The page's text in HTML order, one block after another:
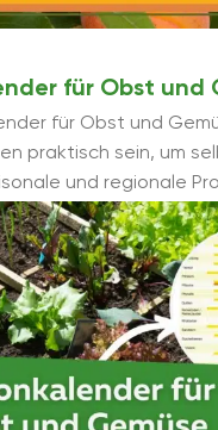
für Obst und
für Obst und
praktisch sein, um
und regionale
zu schonen.